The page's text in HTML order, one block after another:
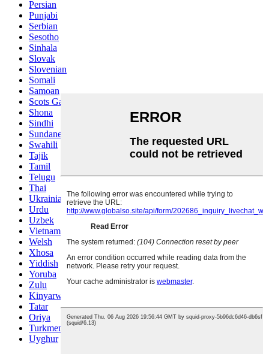
Persian
Punjabi
Serbian
Sesotho
Sinhala
Slovak
Slovenian
Somali
Samoan
Scots Gaelic
Shona
Sindhi
Sundanese
Swahili
Tajik
Tamil
Telugu
Thai
Ukrainian
Urdu
Uzbek
Vietnamese
Welsh
Xhosa
Yiddish
Yoruba
Zulu
Kinyarwanda
Tatar
Oriya
Turkmen
Uyghur